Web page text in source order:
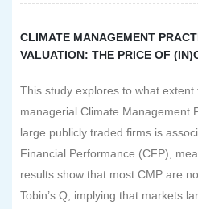
CLIMATE MANAGEMENT
VALUATION: THE PRICE OF
This study explores to what
managerial Climate Management
large publicly traded firms is
Financial Performance (CFP),
results show that most CMP are
Tobin’s Q, implying that markets